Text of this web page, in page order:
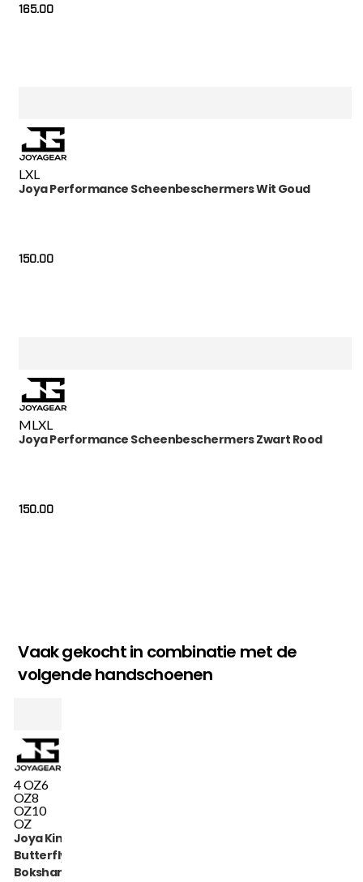
165.00
LXL
Joya Performance Scheenbeschermers Wit Goud
150.00
ML XL
Joya Performance Scheenbeschermers Zwart Rood
150.00
Vaak gekocht in combinatie met de
volgende handschoenen
4 OZ6
OZ8
OZ10
OZ
Joya Kinder
Butterfly
Bokshandschoenen